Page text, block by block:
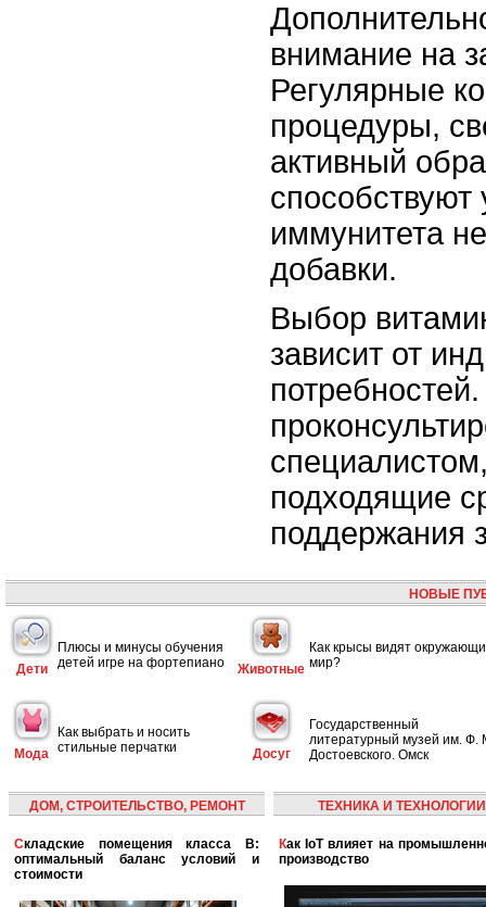
внимание на
Регулярные
процедуры,
активный
иммунитета
добавки.
Выбор
зависит от
подходящие
поддержания
НОВЫЕ
Дети
Плюсы и минусы обучения
детей игре на фортепиано
Животные
Как крысы видят
мир?
Мода
Как выбрать и носить
стильные перчатки
Досуг
Государственный
литературный музей им. Ф.
Достоевского. Омск
ДОМ, СТРОИТЕЛЬСТВО, РЕМОНТ
Складские помещения класса B:
оптимальный баланс условий и
стоимости
ТЕХНИКА И ТЕХНОЛОГИИ
Как IoT влияет на промышленность и
производство